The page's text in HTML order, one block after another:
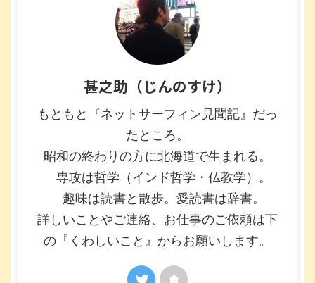
甚之助（じんのすけ）
もともと『ネットサーフィン見聞記』だっ
たところ。
昭和の終わりの方に北海道で生まれる。
専攻は哲学（インド哲学・仏教学）。
趣味は読書と散歩。愛読書は辞書。
詳しいことやご連絡、お仕事のご依頼は下
の『くわしいこと』からお願いします。